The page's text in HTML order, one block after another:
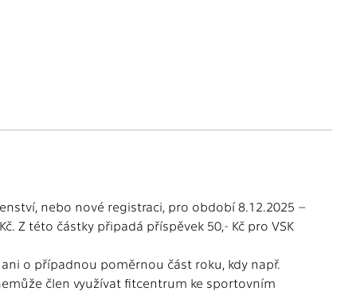
nebo nové registraci, pro období 8.12.2025 –
Z této částky připadá příspěvek 50,- Kč pro VSK
o případnou poměrnou část roku, kdy např.
člen využívat fitcentrum ke sportovním